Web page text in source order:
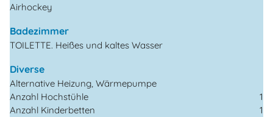
Airhockey
Badezimmer
TOILETTE. Heißes und kaltes Wasser
Diverse
Alternative Heizung, Wärmepumpe
Anzahl Hochstühle
1
Anzahl Kinderbetten
1